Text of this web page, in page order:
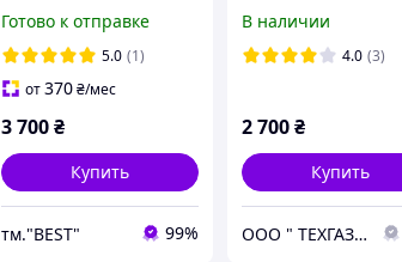
толщина металла 2.5
мм
Готово к отправке
5.0 (1)
от370₴/мес
3 700₴
Купить
тм."BEST" 99%
портативный
гелием . 40-70
В наличии
4.0 (3)
2 700₴
Купить
ООО " ТЕХГАЗ-ХАРЬКОВ "